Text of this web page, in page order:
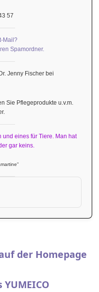
57
Mail?
Spamordner.
Jenny Fischer bei
Sie Pflegeprodukte u.v.m.
und eines für Tiere. Man hat
gar keins.
der Homepage